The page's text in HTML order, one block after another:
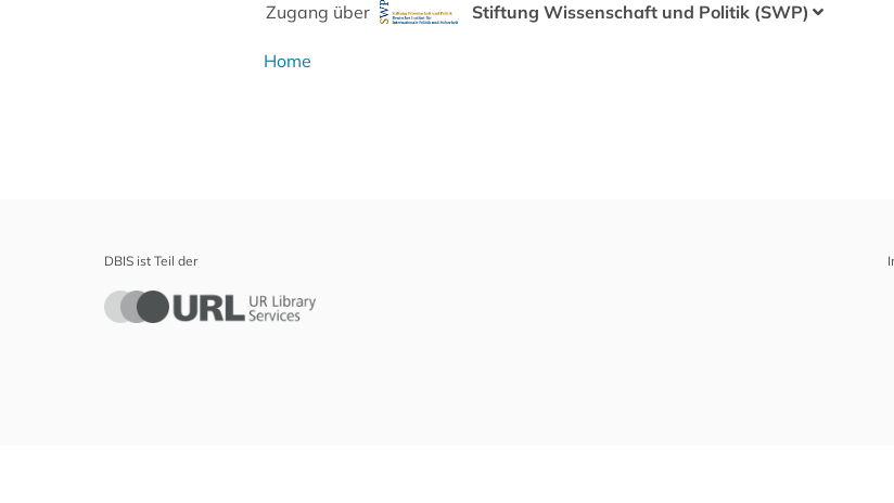
Zugang über Stiftung Wissenschaft und Politik (SWP)
Home
DBIS ist Teil der